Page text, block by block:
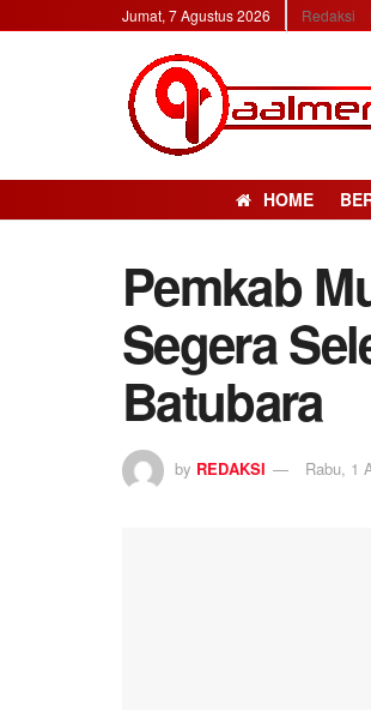
Jumat, 7 Agustus 2026 Redaksi
HOME
Pemkab
Segera
Batubara
by REDAKSI Rabu, 1